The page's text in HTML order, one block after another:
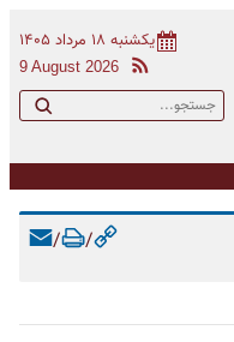
یکشنبه ۱۸ مرداد ۱۴۰۵
9 August 2026
/
/